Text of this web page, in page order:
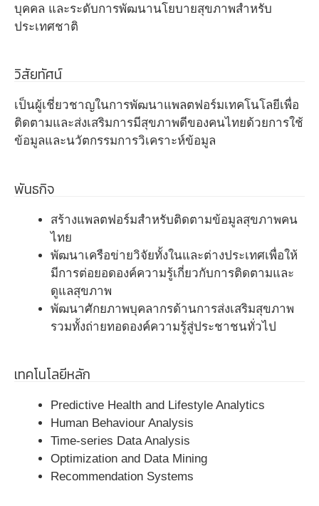
บุคคล และระดับการพัฒนานโยบายสุขภาพสำหรับ
ประเทศชาติ
วิสัยทัศน์
เป็นผู้เชี่ยวชาญในการพัฒนาแพลตฟอร์มเทคโนโลยีเพื่อ
ติดตามและส่งเสริมการมีสุขภาพดีของคนไทยด้วยการใช้
ข้อมูลและนวัตกรรมการวิเคราะห์ข้อมูล
พันธกิจ
สร้างแพลตฟอร์มสำหรับติดตามข้อมูลสุขภาพคน
ไทย
พัฒนาเครือข่ายวิจัยทั้งในและต่างประเทศเพื่อให้
มีการต่อยอดองค์ความรู้เกี่ยวกับการติดตามและ
ดูแลสุขภาพ
พัฒนาศักยภาพบุคลากรด้านการส่งเสริมสุขภาพ
รวมทั้งถ่ายทอดองค์ความรู้สู่ประชาชนทั่วไป
เทคโนโลยีหลัก
Predictive Health and Lifestyle Analytics
Human Behaviour Analysis
Time-series Data Analysis
Optimization and Data Mining
Recommendation Systems